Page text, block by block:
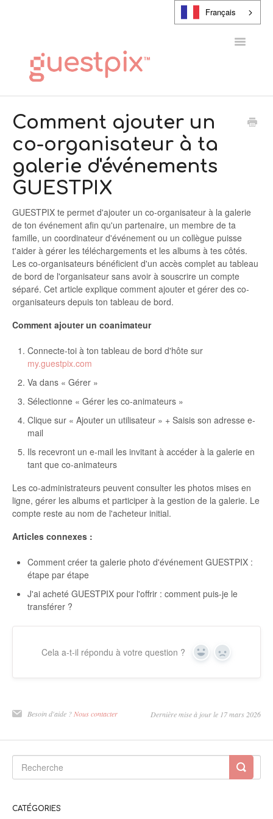
Français
Toggle
CONTACT
Comment ajouter un
co-organisateur à ta
galerie d'événements
GUESTPIX
GUESTPIX te permet d'ajouter un co-organisateur à la galerie
de ton événement afin qu'un partenaire, un membre de ta
famille, un coordinateur d'événement ou un collègue puisse
t'aider à gérer les téléchargements et les albums à tes côtés.
Les co-organisateurs bénéficient d'un accès complet au tableau
de bord de l'organisateur sans avoir à souscrire un compte
séparé. Cet article explique comment ajouter et gérer des co-
organisateurs depuis ton tableau de bord.
Comment ajouter un coanimateur
Connecte-toi à ton tableau de bord d'hôte sur
my.guestpix.com
Va dans « Gérer »
Sélectionne « Gérer les co-animateurs »
Clique sur « Ajouter un utilisateur » + Saisis son adresse e-
mail
Ils recevront un e-mail les invitant à accéder à la galerie en
tant que co-animateurs
Les co-administrateurs peuvent consulter les photos mises en
ligne, gérer les albums et participer à la gestion de la galerie. Le
compte reste au nom de l'acheteur initial.
Articles connexes :
Comment créer ta galerie photo d'événement GUESTPIX :
étape par étape
J'ai acheté GUESTPIX pour l'offrir : comment puis-je le
transférer ?
Cela a-t-il répondu à votre question ? Oui Non
Besoin d'aide ?Nous contacter Dernière mise à jour le 17 mars 2026
CATÉGORIES